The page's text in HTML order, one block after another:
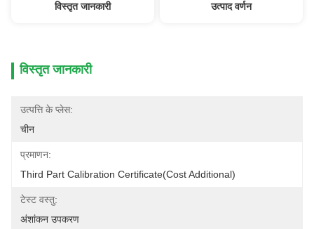
विस्तृत जानकारी उत्पाद वर्णन
विस्तृत जानकारी
उत्पत्ति के प्लेस:
चीन
प्रमाणन:
Third Part Calibration Certificate(cost Additional)
टेस्ट वस्तु:
अंशांकन उपकरण